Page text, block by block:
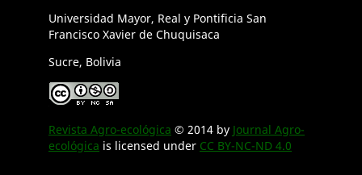
Universidad Mayor, Real y Pontificia San
Francisco Xavier de Chuquisaca
Sucre, Bolivia
Revista Agro-ecológica © 2014 by Journal Agro-
ecológica is licensed under CC BY-NC-ND 4.0